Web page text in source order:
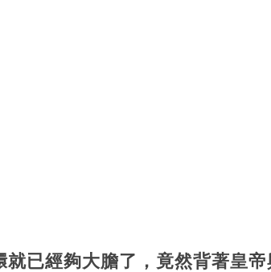
已經夠大膽了，竟然背著皇